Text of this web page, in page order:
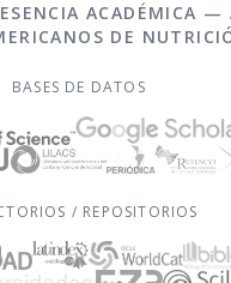
ACADÉMICA —
DE
BASES DE DATOS
/ REPOSITORIOS